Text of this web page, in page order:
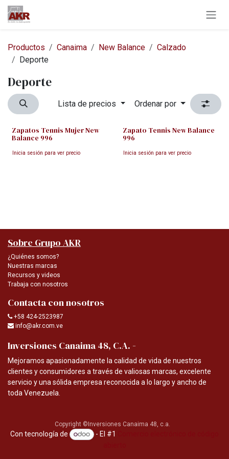
Ir al contenido
Productos Canaima New Balance
Calzado
Deporte
Deporte
Lista de precios Ordenar por
Zapatos Tennis Mujer New
Balance 996
Inicia sesión para ver precio
Zapato Tennis New Balance
996
Inicia sesión para ver precio
Sobre Grupo AKR
¿Quiénes somos?
Nuestras marcas
Recursos y videos
Trabaja con nosotros
Contacta con nosotros
+58 424-2523987
info@akr.com.ve
Inversiones Canaima 48, C.A. -
Mejoramos apasionadamente la calidad de vida de nuestros
clientes y consumidores a través de valiosas marcas, excelente
servicio y una sólida empresa reconocida a lo largo y ancho de
toda Venezuela.
Copyright ©Inversiones Canaima 48, c.a.
Con tecnología de - El #1